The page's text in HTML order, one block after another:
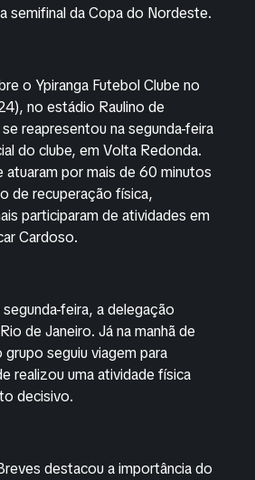
semifinal da Copa do Nordeste.
o Ypiranga Futebol Clube no
no estádio Raulino de
reapresentou na segunda-feira
do clube, em Volta Redonda.
atuaram por mais de 60 minutos
de recuperação física,
participaram de atividades em
Cardoso.
feira, a delegação
de Janeiro. Já na manhã de
seguiu viagem para
realizou uma atividade física
decisivo.
destacou a importância do